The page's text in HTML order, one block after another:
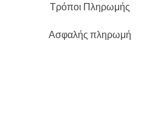
Τρόποι Πληρωμής
Ασφαλής πληρωμή